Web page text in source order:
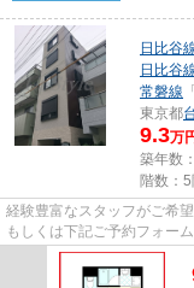
日比谷
日比谷
常磐線 「
東京都
9.3万
築年数
階数：5
経験豊富なスタッフがご希
もしくは下記ご予約フォー